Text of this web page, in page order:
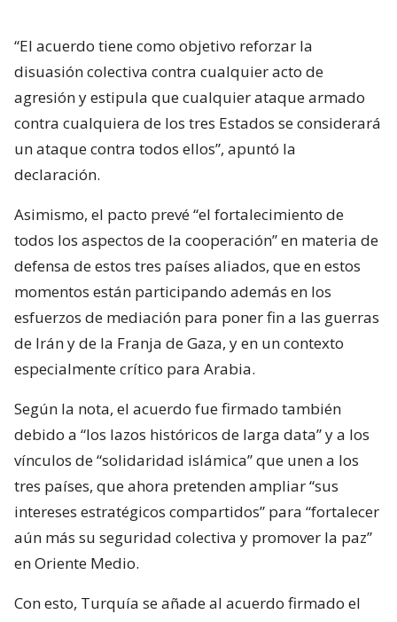
“El acuerdo tiene como objetivo reforzar la
disuasión colectiva contra cualquier acto de
agresión y estipula que cualquier ataque armado
contra cualquiera de los tres Estados se considerará
un ataque contra todos ellos”, apuntó la
declaración.
Asimismo, el pacto prevé “el fortalecimiento de
todos los aspectos de la cooperación” en materia de
defensa de estos tres países aliados, que en estos
momentos están participando además en los
esfuerzos de mediación para poner fin a las guerras
de Irán y de la Franja de Gaza, y en un contexto
especialmente crítico para Arabia.
Según la nota, el acuerdo fue firmado también
debido a “los lazos históricos de larga data” y a los
vínculos de “solidaridad islámica” que unen a los
tres países, que ahora pretenden ampliar “sus
intereses estratégicos compartidos” para “fortalecer
aún más su seguridad colectiva y promover la paz”
en Oriente Medio.
Con esto, Turquía se añade al acuerdo firmado el